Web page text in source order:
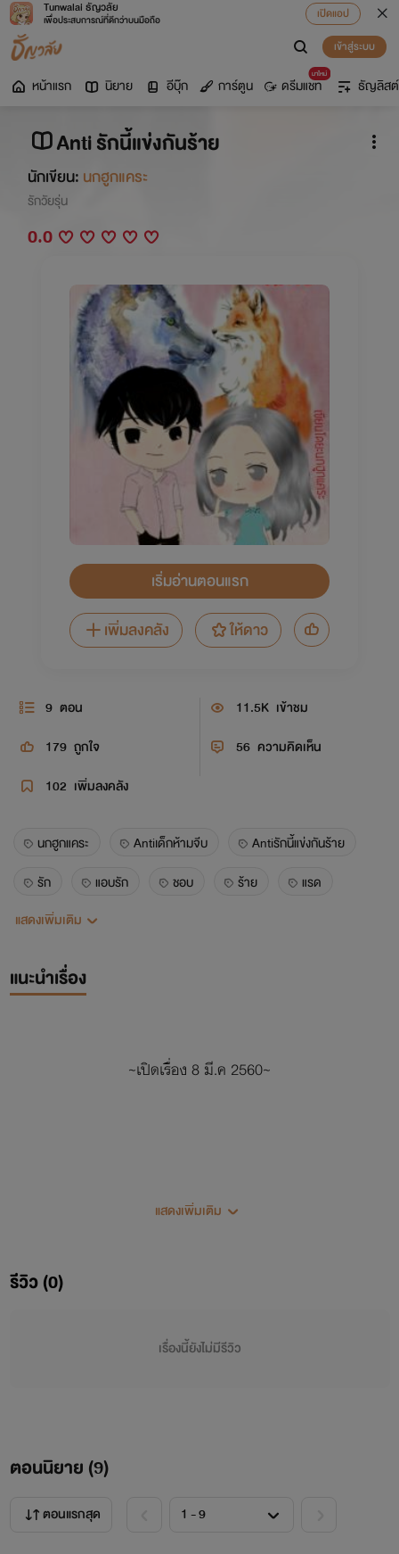
Tunwalai ธัญวลัย
เพื่อประสบการณ์ที่ดีกว่าบนมือถือ
เปิดแอป
เข้าสู่ระบบ
หน้าแรก นิยาย อีบุ๊ก การ์ตูน
มาใหม่
ดรีมแชท ธัญลิสต์
Anti รักนี้แข่งกันร้าย
นักเขียน: นกฮูกแคระ
รักวัยรุ่น
0.0
เริ่มอ่านตอนแรก
เพิ่มลงคลัง
ให้ดาว
9 ตอน 11.5K เข้าชม
179 ถูกใจ 56 ความคิดเห็น
102 เพิ่มลงคลัง
นกฮูกแคระ Antiเด็กห้ามจีบ
Antiรักนี้แข่งกันร้าย
รัก
แอบรัก ชอบ ร้าย
แรด
แฟน
แสดงเพิ่มเติม
แนะนำเรื่อง
~เปิดเรื่อง 8 มี.ค 2560~
แสดงเพิ่มเติม
รีวิว (0)
เรื่องนี้ยังไม่มีรีวิว
ตอนนิยาย (9)
ตอนแรกสุด